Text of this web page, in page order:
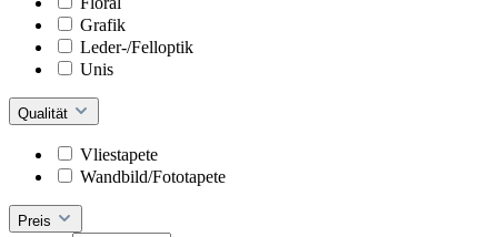
Grafik
Leder-/Felloptik
Unis
Qualität
Vliestapete
Wandbild/Fototapete
Preis